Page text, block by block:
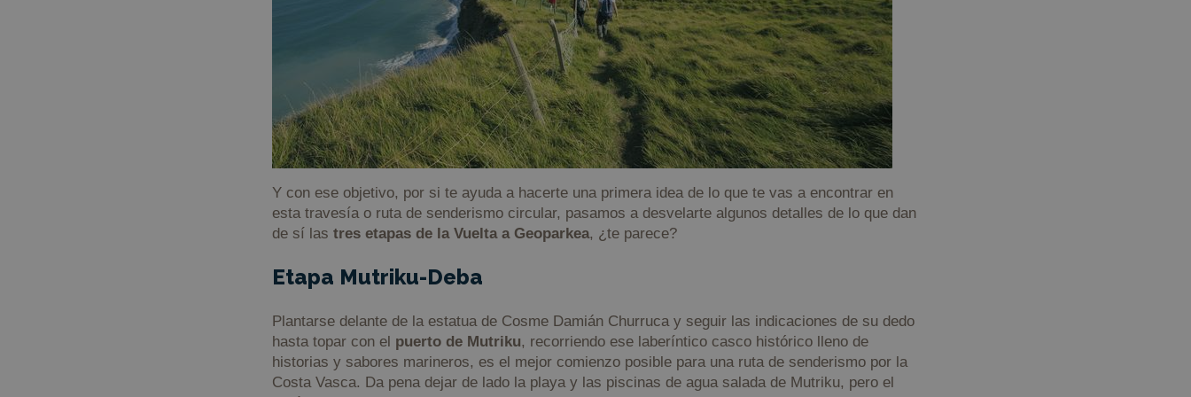
Y con ese objetivo, por si te ayuda a hacerte una primera idea de lo que te vas a encontrar en
esta travesía o ruta de senderismo circular, pasamos a desvelarte algunos detalles de lo que dan
de sí las tres etapas de la Vuelta a Geoparkea, ¿te parece?
Etapa Mutriku-Deba
Plantarse delante de la estatua de Cosme Damián Churruca y seguir las indicaciones de su dedo
hasta topar con el puerto de Mutriku, recorriendo ese laberíntico casco histórico lleno de
historias y sabores marineros, es el mejor comienzo posible para una ruta de senderismo por la
Costa Vasca. Da pena dejar de lado la playa y las piscinas de agua salada de Mutriku, pero el